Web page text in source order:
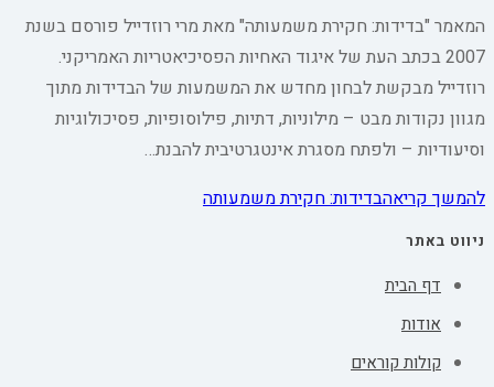
המאמר "בדידות: חקירת משמעותה" מאת מרי רוזדייל פורסם בשנת
2007 בכתב העת של איגוד האחיות הפסיכיאטריות האמריקני.
רוזדייל מבקשת לבחון מחדש את המשמעות של הבדידות מתוך
מגוון נקודות מבט – מילוניות, דתיות, פילוסופיות, פסיכולוגיות
וסיעודיות – ולפתח מסגרת אינטגרטיבית להבנת…
להמשך קריאהבדידות: חקירת משמעותה
ניווט באתר
דף הבית
אודות
קולות קוראים